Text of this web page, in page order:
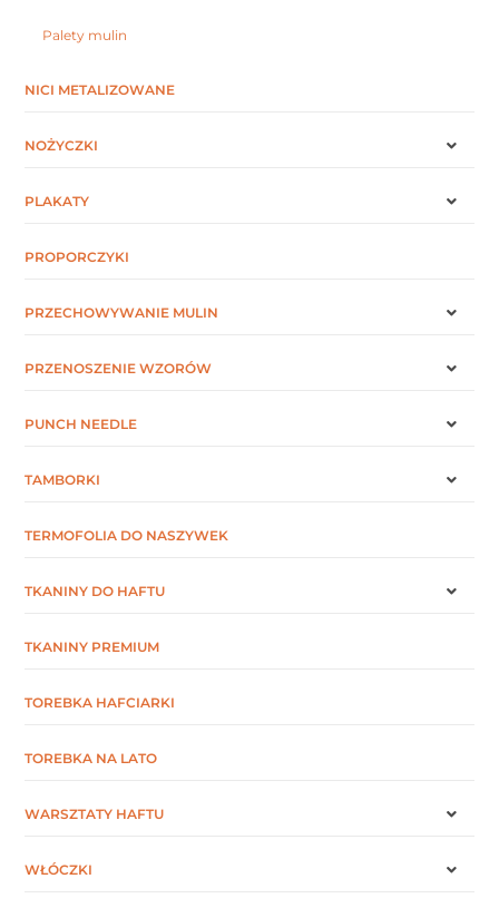
Palety mulin
NICI METALIZOWANE
NOŻYCZKI
PLAKATY
PROPORCZYKI
PRZECHOWYWANIE MULIN
PRZENOSZENIE WZORÓW
PUNCH NEEDLE
TAMBORKI
TERMOFOLIA DO NASZYWEK
TKANINY DO HAFTU
TKANINY PREMIUM
TOREBKA HAFCIARKI
TOREBKA NA LATO
WARSZTATY HAFTU
WŁÓCZKI